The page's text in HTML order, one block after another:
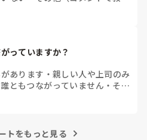
っていますか？
あります ・ 親しい人や上司のみ
誰ともつながっていません ・ その
トをもっと見る